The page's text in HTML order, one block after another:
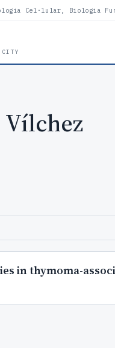
Cel·lular, Biologia
Vílchez
in thymoma-